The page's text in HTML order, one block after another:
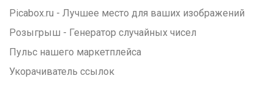
Picabox.ru - Лучшее место для ваших изображений
Розыгрыш - Генератор случайных чисел
Пульс нашего маркетплейса
Укорачиватель ссылок